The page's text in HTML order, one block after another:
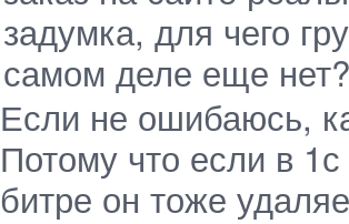
задумка, для чего
самом деле еще нет?
Если не ошибаюсь,
Потому что если в
битре он тоже